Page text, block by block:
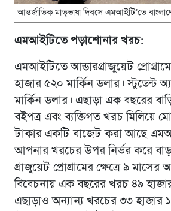
আন্তর্জাতিক মাতৃভাষা দিবসে এমআইটি’তে
এমআইটিতে পড়াশোনার খরচ:
এমআইটিতে আন্ডারগ্রাজুয়েট
হাজার ৫২০ মার্কিন ডলার। স্টুডেন্ট
মার্কিন ডলার। এছাড়া এক বছরের
বইপত্র এবং ব্যক্তিগত খরচ মিলিয়ে
টাকার একটি বাজেট করা আছে
আপনার খরচের উপর নির্ভর করে
গ্রাজুয়েট প্রোগ্রামের ক্ষেত্রে ৯ মাসের
বিবেচনায় এক বছরের খরচ ৪৯
এছাড়াও অন্যান্য খরচের ৩৩ হাজার